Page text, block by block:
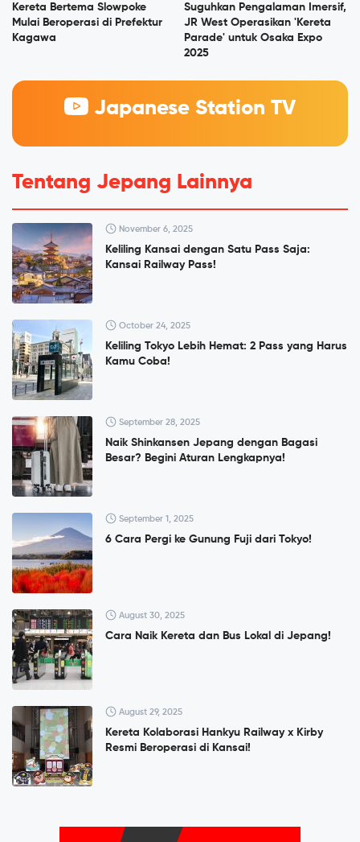
Kereta Bertema Slowpoke
Mulai Beroperasi di Prefektur
Kagawa
Suguhkan Pengalaman Imersif,
JR West Operasikan 'Kereta
Parade' untuk Osaka Expo
2025
Japanese Station TV
Tentang Jepang Lainnya
November 6, 2025
Keliling Kansai dengan Satu Pass Saja:
Kansai Railway Pass!
October 24, 2025
Keliling Tokyo Lebih Hemat: 2 Pass yang Harus
Kamu Coba!
September 28, 2025
Naik Shinkansen Jepang dengan Bagasi
Besar? Begini Aturan Lengkapnya!
September 1, 2025
6 Cara Pergi ke Gunung Fuji dari Tokyo!
August 30, 2025
Cara Naik Kereta dan Bus Lokal di Jepang!
August 29, 2025
Kereta Kolaborasi Hankyu Railway x Kirby
Resmi Beroperasi di Kansai!